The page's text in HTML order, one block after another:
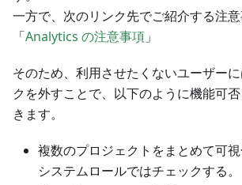
一方で、次のリンク先でご紹介する注意
「Analytics の注意事項 」
そのため、利用させたくないユーザー
クを外すことで、以下のように機能可
きます。
複数のプロジェクトをまとめて可
システムロールではチェックする。